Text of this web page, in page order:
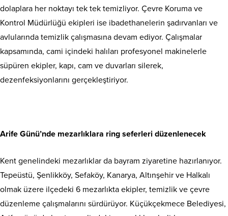
dolaplara her noktayı tek tek temizliyor. Çevre Koruma ve
Kontrol Müdürlüğü ekipleri ise ibadethanelerin şadırvanları ve
avlularında temizlik çalışmasına devam ediyor. Çalışmalar
kapsamında, cami içindeki halıları profesyonel makinelerle
süpüren ekipler, kapı, cam ve duvarları silerek,
dezenfeksiyonlarını gerçekleştiriyor.
Arife Günü’nde mezarlıklara ring seferleri düzenlenecek
Kent genelindeki mezarlıklar da bayram ziyaretine hazırlanıyor.
Tepeüstü, Şenlikköy, Sefaköy, Kanarya, Altınşehir ve Halkalı
olmak üzere ilçedeki 6 mezarlıkta ekipler, temizlik ve çevre
düzenleme çalışmalarını sürdürüyor. Küçükçekmece Belediyesi,